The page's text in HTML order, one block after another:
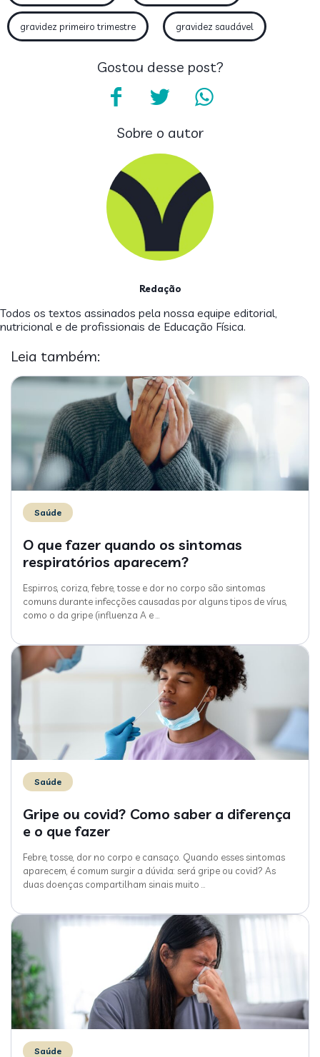
gravidez primeiro trimestre gravidez saudável
Gostou desse post?
Sobre o autor
Redação
Todos os textos assinados pela nossa equipe editorial,
nutricional e de profissionais de Educação Física.
Leia também:
Saúde
O que fazer quando os sintomas
respiratórios aparecem?
Espirros, coriza, febre, tosse e dor no corpo são sintomas
comuns durante infecções causadas por alguns tipos de vírus,
como o da gripe (influenza A e
Saúde
Gripe ou covid? Como saber a diferença
e o que fazer
Febre, tosse, dor no corpo e cansaço. Quando esses sintomas
aparecem, é comum surgir a dúvida: será gripe ou covid? As
duas doenças compartilham sinais muito
Saúde